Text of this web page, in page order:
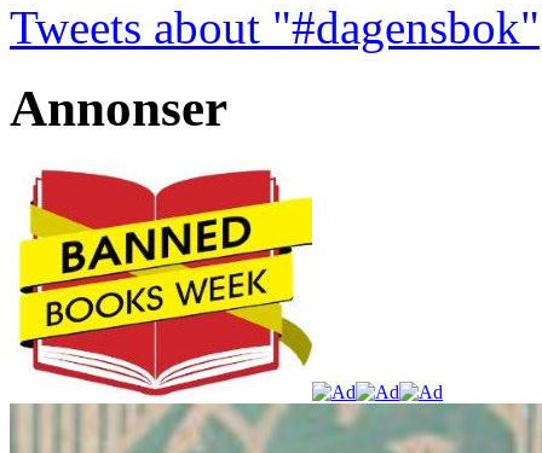
Tweets about "#dagensbok"
Annonser